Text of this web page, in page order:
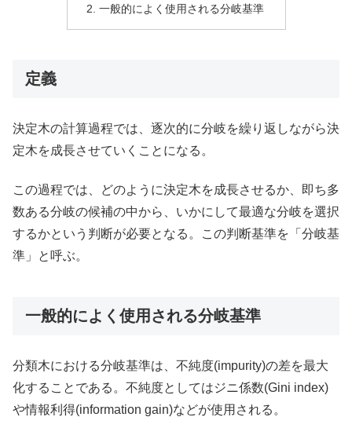
一般的によく使用される分岐基準
定義
決定木の計算過程では、逐次的に分岐を繰り返しながら決
定木を成長させていくことになる。
この過程では、どのように決定木を成長させるか、即ち多
数ある分岐の候補の中から、いかにして最適な分岐を選択
するかという判断が必要となる。この判断基準を「分岐基
準」と呼ぶ。
一般的によく使用される分岐基準
分類木における分岐基準は、不純度(impurity)の差を最大
化することである。不純度としてはジニ係数(Gini index)
や情報利得(information gain)などが使用される。